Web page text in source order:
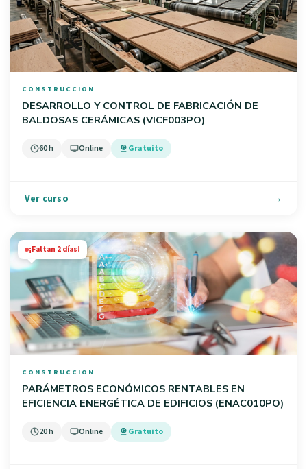
CONSTRUCCION
DESARROLLO Y CONTROL DE FABRICACIÓN DE
BALDOSAS CERÁMICAS (VICF003PO)
60 h Online Gratuito
Ver curso
¡Faltan 2 días!
CONSTRUCCION
PARÁMETROS ECONÓMICOS RENTABLES EN
EFICIENCIA ENERGÉTICA DE EDIFICIOS (ENAC010PO)
20 h Online Gratuito